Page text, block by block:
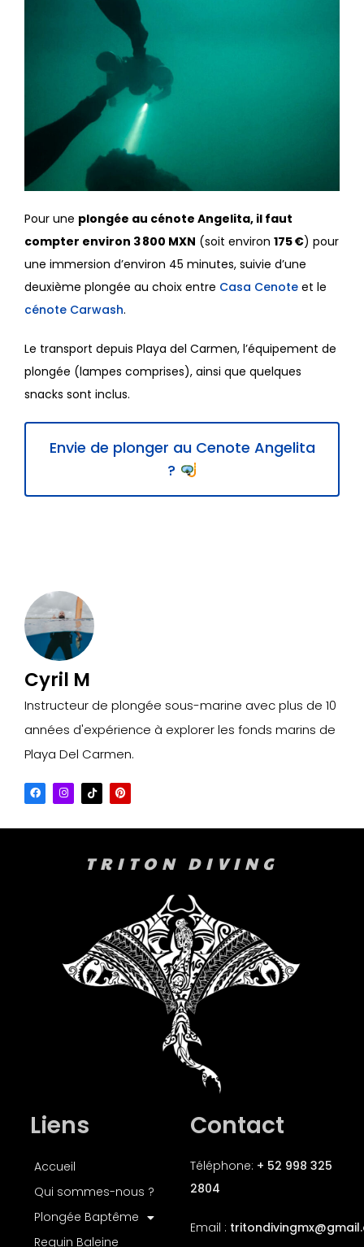
Cyril M
Instructeur de plongée sous-marine avec plus de 10
années d'expérience à explorer les fonds marins de
Playa Del Carmen.
Pour une plongée au cénote Angelita, il faut
compter environ 3 800 MXN (soit environ 175 €) pour
une immersion d’environ 45 minutes, suivie d’une
deuxième plongée au choix entre Casa Cenote et le
cénote Carwash.
Le transport depuis Playa del Carmen, l’équipement de
plongée (lampes comprises), ainsi que quelques
snacks sont inclus.
Envie de plonger au Cenote Angelita
?
TRITON DIVING
Liens
Accueil
Qui sommes-nous ?
Plongée Baptême
Requin Baleine
Contact
Téléphone: + 52 998 325
2804
Email : tritondivingmx